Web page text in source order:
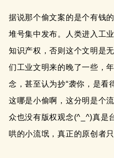
据说那个偷文案的是个有钱
堆号集中发布。人类进入工
知识产权，否则这个文明是
们工业文明来的晚了一些，
念，甚至认为抄“袭你，是看
这哪是小偷啊，这分明是个
众也没有版权观念(^_^)真是
哄的小流氓，真正的原创者